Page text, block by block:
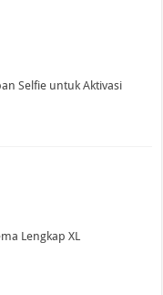
Selfie untuk Aktivasi
Lengkap XL